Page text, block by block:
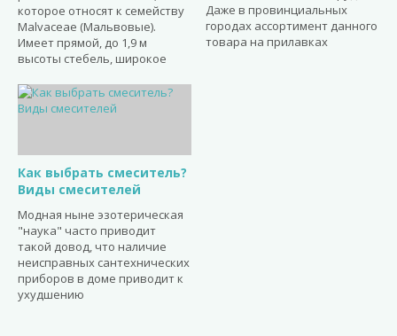
которое относят к семейству
Malvaceae (Мальвовые).
Имеет прямой, до 1,9 м
высоты стебель, широкое
Даже в провинциальных
городах ассортимент данного
товара на прилавках
Как выбрать смеситель?
Виды смесителей
Модная ныне эзотерическая
"наука" часто приводит
такой довод, что наличие
неисправных сантехнических
приборов в доме приводит к
ухудшению